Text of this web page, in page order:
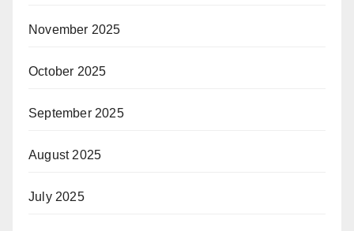
November 2025
October 2025
September 2025
August 2025
July 2025